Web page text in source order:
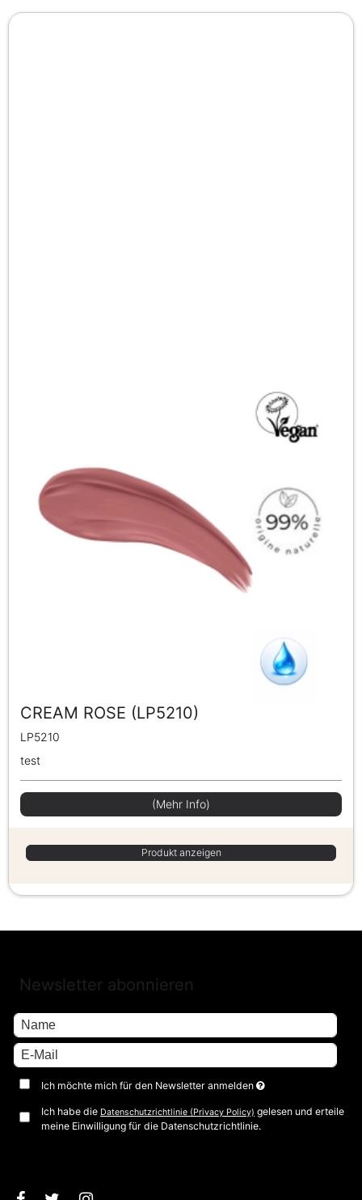
CREAM ROSE (LP5210)
LP5210
test
(Mehr Info)
Produkt anzeigen
Newsletter abonnieren
Ich möchte mich für den Newsletter anmelden
Ich habe die Datenschutzrichtlinie (Privacy Policy) gelesen und erteile
meine Einwilligung für die Datenschutzrichtlinie.